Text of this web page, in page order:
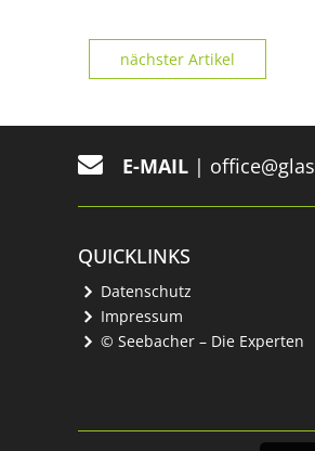
nächster Artikel
E-MAIL |
QUICKLINKS
Datenschutz
Impressum
© Seebacher – Die Experten